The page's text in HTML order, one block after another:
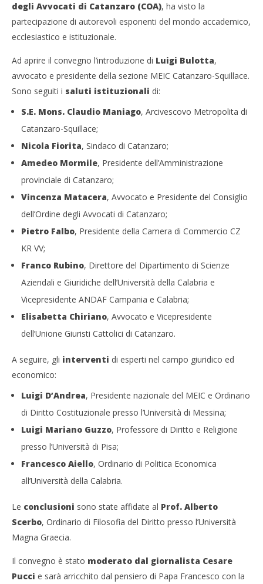
degli Avvocati di Catanzaro (COA), ha visto la
partecipazione di autorevoli esponenti del mondo accademico,
ecclesiastico e istituzionale.
Ad aprire il convegno l’introduzione di Luigi Bulotta,
avvocato e presidente della sezione MEIC Catanzaro-Squillace.
Sono seguiti i saluti istituzionali di:
S.E. Mons. Claudio Maniago, Arcivescovo Metropolita di
Catanzaro-Squillace;
Nicola Fiorita, Sindaco di Catanzaro;
Amedeo Mormile, Presidente dell’Amministrazione
provinciale di Catanzaro;
Vincenza Matacera, Avvocato e Presidente del Consiglio
dell’Ordine degli Avvocati di Catanzaro;
Pietro Falbo, Presidente della Camera di Commercio CZ
KR VV;
Franco Rubino, Direttore del Dipartimento di Scienze
Aziendali e Giuridiche dell’Università della Calabria e
Vicepresidente ANDAF Campania e Calabria;
Elisabetta Chiriano, Avvocato e Vicepresidente
dell’Unione Giuristi Cattolici di Catanzaro.
A seguire, gli interventi di esperti nel campo giuridico ed
economico:
Luigi D’Andrea, Presidente nazionale del MEIC e Ordinario
di Diritto Costituzionale presso l’Università di Messina;
Luigi Mariano Guzzo, Professore di Diritto e Religione
presso l’Università di Pisa;
Francesco Aiello, Ordinario di Politica Economica
all’Università della Calabria.
Le conclusioni sono state affidate al Prof. Alberto
Scerbo, Ordinario di Filosofia del Diritto presso l’Università
Magna Graecia.
Il convegno è stato moderato dal giornalista Cesare
Pucci e sarà arricchito dal pensiero di Papa Francesco con la